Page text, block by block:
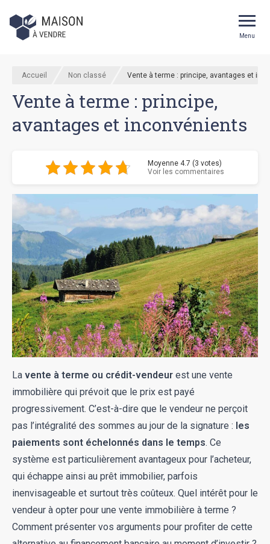
Menu
Accueil Non classé Vente à terme : principe, avantages et
Vente à terme : principe,
avantages et inconvénients
Moyenne 4.7 (3 votes)
Voir les commentaires
La vente à terme ou crédit-vendeur est une vente
immobilière qui prévoit que le prix est payé
progressivement. C’est-à-dire que le vendeur ne perçoit
pas l’intégralité des sommes au jour de la signature : les
paiements sont échelonnés dans le temps. Ce
système est particulièrement avantageux pour l’acheteur,
qui échappe ainsi au prêt immobilier, parfois
inenvisageable et surtout très coûteux. Quel intérêt pour le
vendeur à opter pour une vente immobilière à terme ?
Comment présenter vos arguments pour profiter de cette